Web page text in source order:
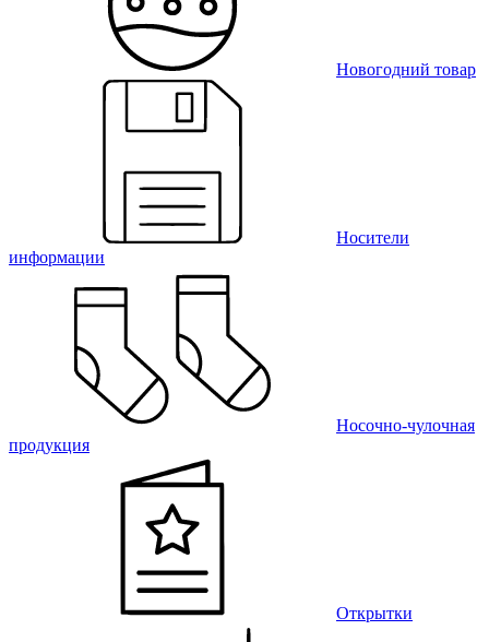
Новогодний товар
Носители
информации
Носочно-чулочная
продукция
Открытки